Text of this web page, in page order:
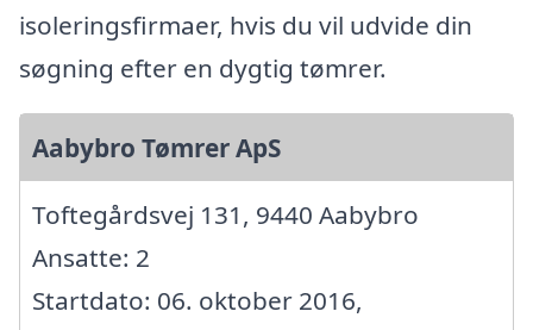
isoleringsfirmaer, hvis du vil udvide din
søgning efter en dygtig tømrer.
Aabybro Tømrer ApS
Toftegårdsvej 131, 9440 Aabybro
Ansatte: 2
Startdato: 06. oktober 2016,